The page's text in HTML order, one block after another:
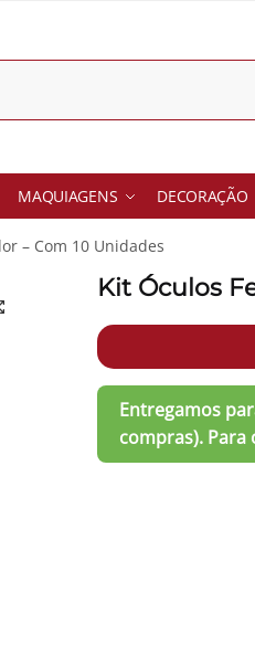
MAQUIAGENS DECORAÇÃO
– Com 10 Unidades
Kit Óculos